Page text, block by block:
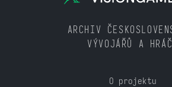
ARCHIV
VÝVOJÁŘŮ A
O projektu